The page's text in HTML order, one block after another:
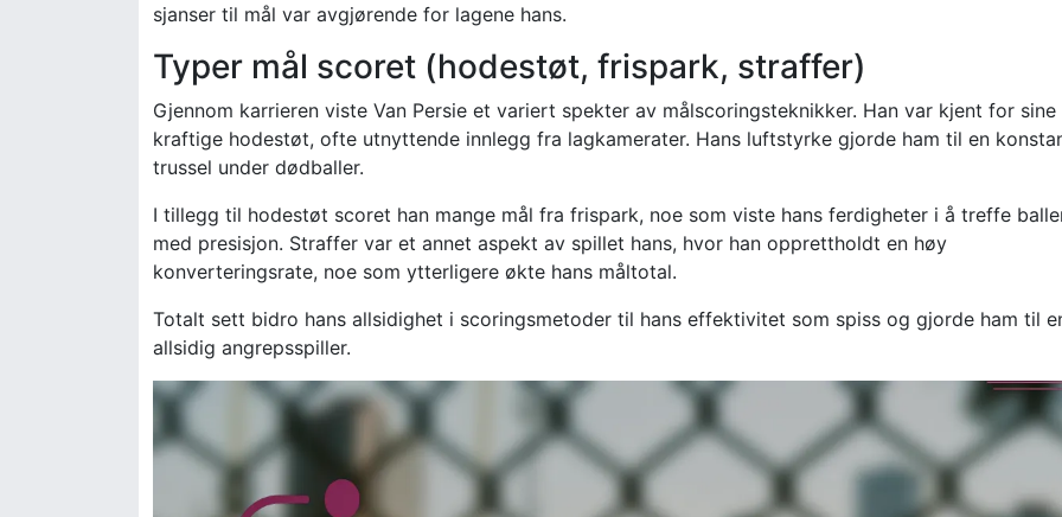
sjanser til mål var avgjørende for lagene hans.
Typer mål scoret (hodestøt, frispark, straffer)
Gjennom karrieren viste Van Persie et variert spekter av målscoringsteknikker. Han var kjent for sine
kraftige hodestøt, ofte utnyttende innlegg fra lagkamerater. Hans luftstyrke gjorde ham til en
trussel under dødballer.
I tillegg til hodestøt scoret han mange mål fra frispark, noe som viste hans ferdigheter i å treffe
med presisjon. Straffer var et annet aspekt av spillet hans, hvor han opprettholdt en høy
konverteringsrate, noe som ytterligere økte hans måltotal.
Totalt sett bidro hans allsidighet i scoringsmetoder til hans effektivitet som spiss og gjorde ham til
allsidig angrepsspiller.